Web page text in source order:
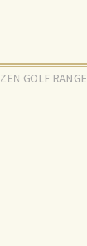
ZEN GOLF RANGE